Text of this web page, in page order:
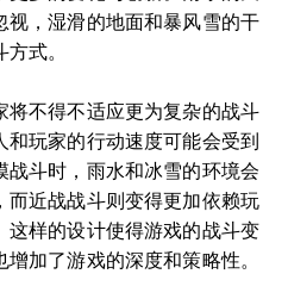
视，湿滑的地面和暴风雪的干
式。
将不得不适应更为复杂的战斗
玩家的行动速度可能会受到
战斗时，雨水和冰雪的环境会
而近战战斗则变得更加依赖玩
这样的设计使得游戏的战斗变
加了游戏的深度和策略性。